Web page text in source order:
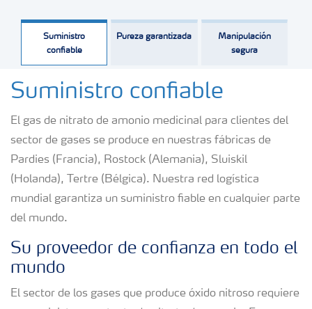
Suministro
confiable
Pureza garantizada
Manipulación
segura
Suministro confiable
El gas de nitrato de amonio medicinal para clientes del
sector de gases se produce en nuestras fábricas de
Pardies (Francia), Rostock (Alemania), Sluiskil
(Holanda), Tertre (Bélgica). Nuestra red logística
mundial garantiza un suministro fiable en cualquier parte
del mundo.
Su proveedor de confianza en todo el
mundo
El sector de los gases que produce óxido nitroso requiere